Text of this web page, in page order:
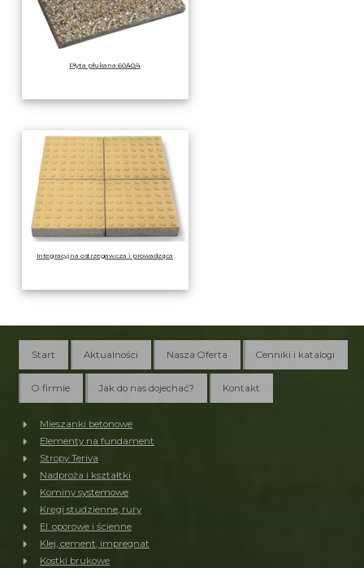
Płyta płukana 60/40/4
Integracyjna ostrzegawcza i prowadząca
Start Aktualności Nasza Oferta Cenniki i katalogi
O firmie Jak do nas dojechać? Kontakt
Mieszanki betonowe
Elementy na fundament
Stropy Teriva
Nadproża i kształtki
Kominy systemowe
Kręgi studzienne, rury
El. oporowe i ścienne
Klej, cement, impregnat
Kostki brukowe